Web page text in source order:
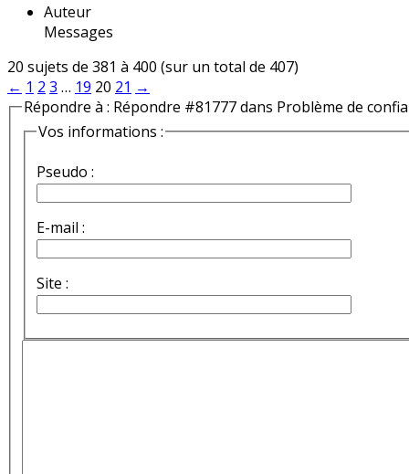
Auteur
Messages
20 sujets de 381 à 400 (sur un total de 407)
← 1 2 3 … 19 20 21 →
Répondre à : Répondre #81777 dans Problème de
Vos informations :
Pseudo :
E-mail :
Site :